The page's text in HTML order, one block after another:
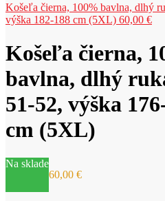
Košeľa čierna, 100% bavlna, dlhý
výška 182-188 cm (5XL) 60,00 €
Košeľa čierna,
bavlna, dlhý
51-52, výška
cm (5XL)
Na sklade
60,00 €